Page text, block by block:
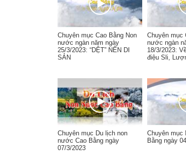
Chuyên mục Cao Bằng Non
nước ngàn năm ngày
25/3/2023: “DỆT” NÊN DI
SẢN
Chuyên mục
nước ngàn
18/3/2023:
điệu Sli,
Chuyên mục Du lịch non
nước Cao Bằng ngày
07/3/2023
Chuyên mục
Bằng ngày